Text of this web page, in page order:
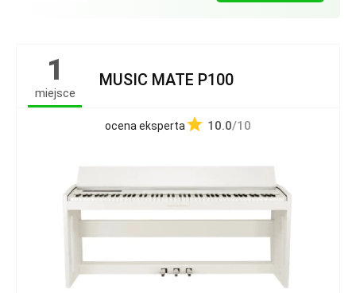
1
miejsce
MUSIC MATE P100
ocena eksperta 10.0/10